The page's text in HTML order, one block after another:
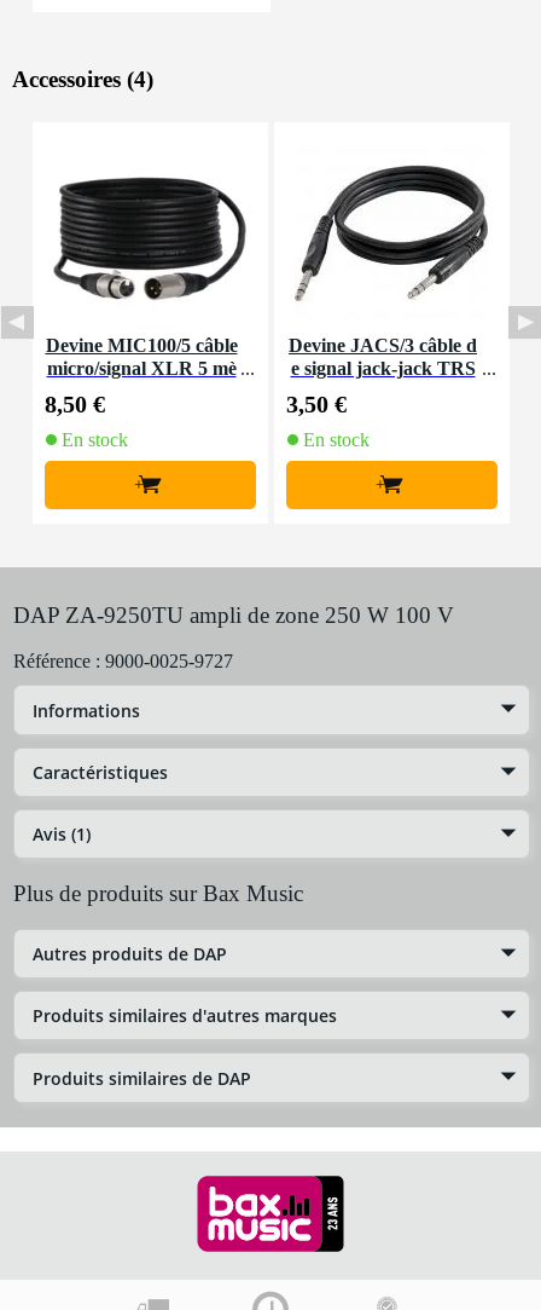
Accessoires (4)
Devine MIC100/5 câble
micro/signal XLR 5 mè
8,50 €
En stock
+
Devine JACS/3 câble d
e signal jack-jack TRS
3,50 €
En stock
+
DAP ZA-9250TU ampli de zone 250 W 100 V
Référence : 9000-0025-9727
Informations
Caractéristiques
Avis (1)
Plus de produits sur Bax Music
Autres produits de DAP
Produits similaires d'autres marques
Produits similaires de DAP